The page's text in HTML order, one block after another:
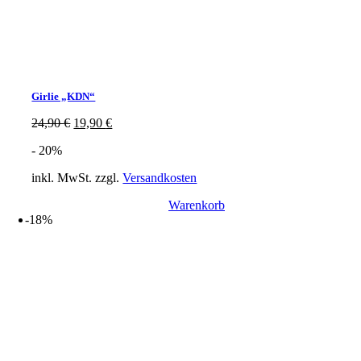
Girlie „KDN“
24,90€ Ursprünglicher
19,90€Aktueller
- 20%
inkl. MwSt. zzgl.Versandkosten
Warenkorb
-18%